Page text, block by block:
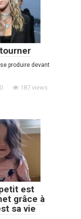
produire devant
0 187 views
est
grâce à
sa vie